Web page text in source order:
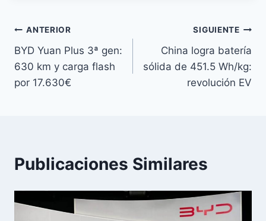
Navegación
de
entradas
ANTERIOR
BYD Yuan Plus 3ª gen:
630 km y carga flash
por 17.630€
SIGUIENTE
China logra batería
sólida de 451.5 Wh/kg:
revolución EV
Publicaciones Similares